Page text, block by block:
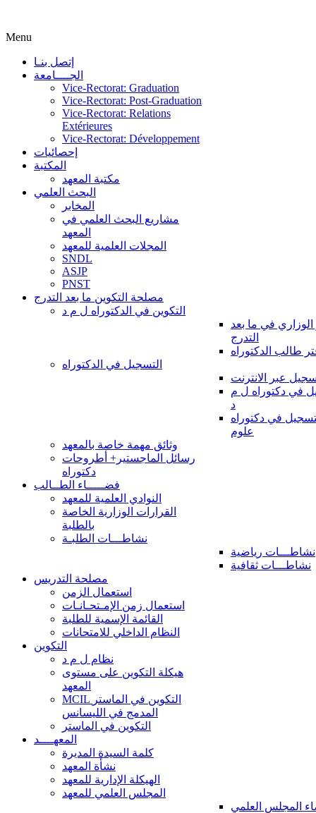
Menu
إتصل بنـا
الجــــامعة
Vice-Rectorat: Graduation
Vice-Rectorat: Post-Graduation
Vice-Rectorat: Relations
Extérieures
Vice-Rectorat: Développement
إحصائيات
المكتبة
مكتبة المعهد
البحث العلمي
المخابر
مشاريع البحث العلمي في
المعهد
المجلات العلمية للمعهد
SNDL
ASJP
PNST
مصلحة التكوين ما بعد التدرج
التكوين في الدكتوراه ل م د
الوزاري في ما بعد
التدرج
طالب الدكتوراه
التسجيل في الدكتوراه
عبر الانترنت
في دكتوراه ل م
د
في دكتوراه
علوم
وثائق مهمة خاصة بالمعهد
رسائل الماجستير+ أطروحات
دكتوراه
فضـــــاء الطــالب
النوادي العلمية للمعهد
القرارات الوزارية الخاصة
بالطلبة
نشاطـــات الطلبـة
نشاطـــات رياضية
نشاطـــات ثقافية
مصلحة التدريس
استعمال الزمن
استعمال زمن الإمـتحـانـات
القائمة الإسمية للطلبة
النظام الداخلي للامتحانات
التكوين
نظام ل م د
هيكلة التكوين على مستوى
المعهد
MCIL التكوين في الماستر
المدمج في الليسانس
التكوين في الماستر
المعهــــد
كلمة السيدة المديرة
نشأة المعهد
الهيكلة الإدارية للمعهد
المجلس العلمي للمعهد
المجلس العلمي